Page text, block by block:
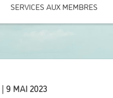
SERVICES AUX MEMBRES
| 9 MAI 2023